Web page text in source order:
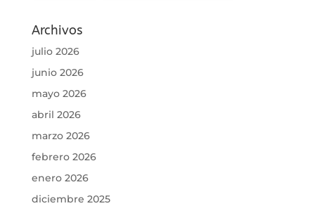
Archivos
julio 2026
junio 2026
mayo 2026
abril 2026
marzo 2026
febrero 2026
enero 2026
diciembre 2025